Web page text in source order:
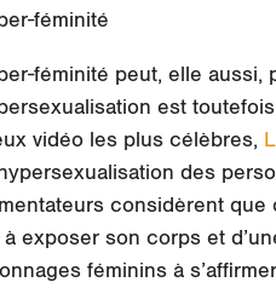
féminité
féminité peut, elle
est
vidéo les plus célèbres,
des
considèrent que
exposer son corps et
féminins à